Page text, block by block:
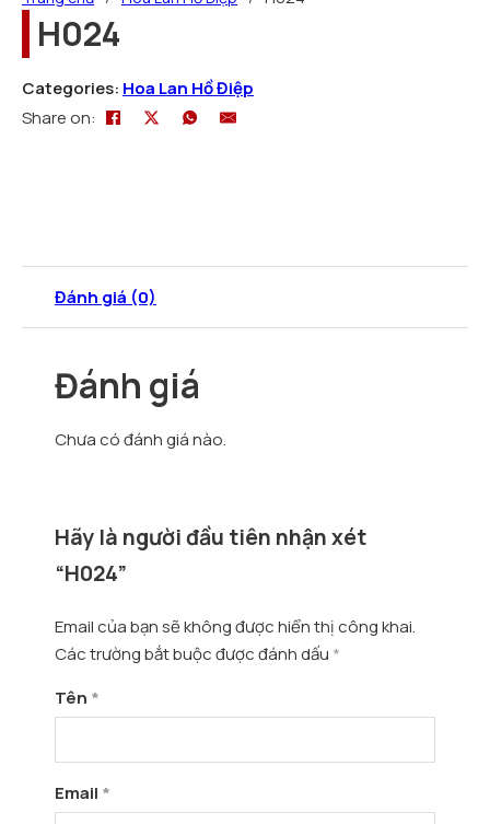
H024
Categories: Hoa Lan Hồ Điệp
Share on:
Đánh giá (0)
Đánh giá
Chưa có đánh giá nào.
Hãy là người đầu tiên nhận xét
“H024”
Email của bạn sẽ không được hiển thị công khai.
Các trường bắt buộc được đánh dấu *
Tên *
Email *